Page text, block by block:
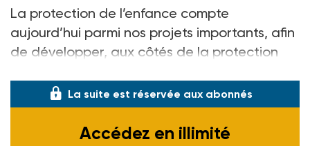
La protection de l’enfance compte
aujourd’hui parmi nos projets importants, afin
de développer, aux côtés de la protection
La suite est réservée aux abonnés
Accédez en illimité